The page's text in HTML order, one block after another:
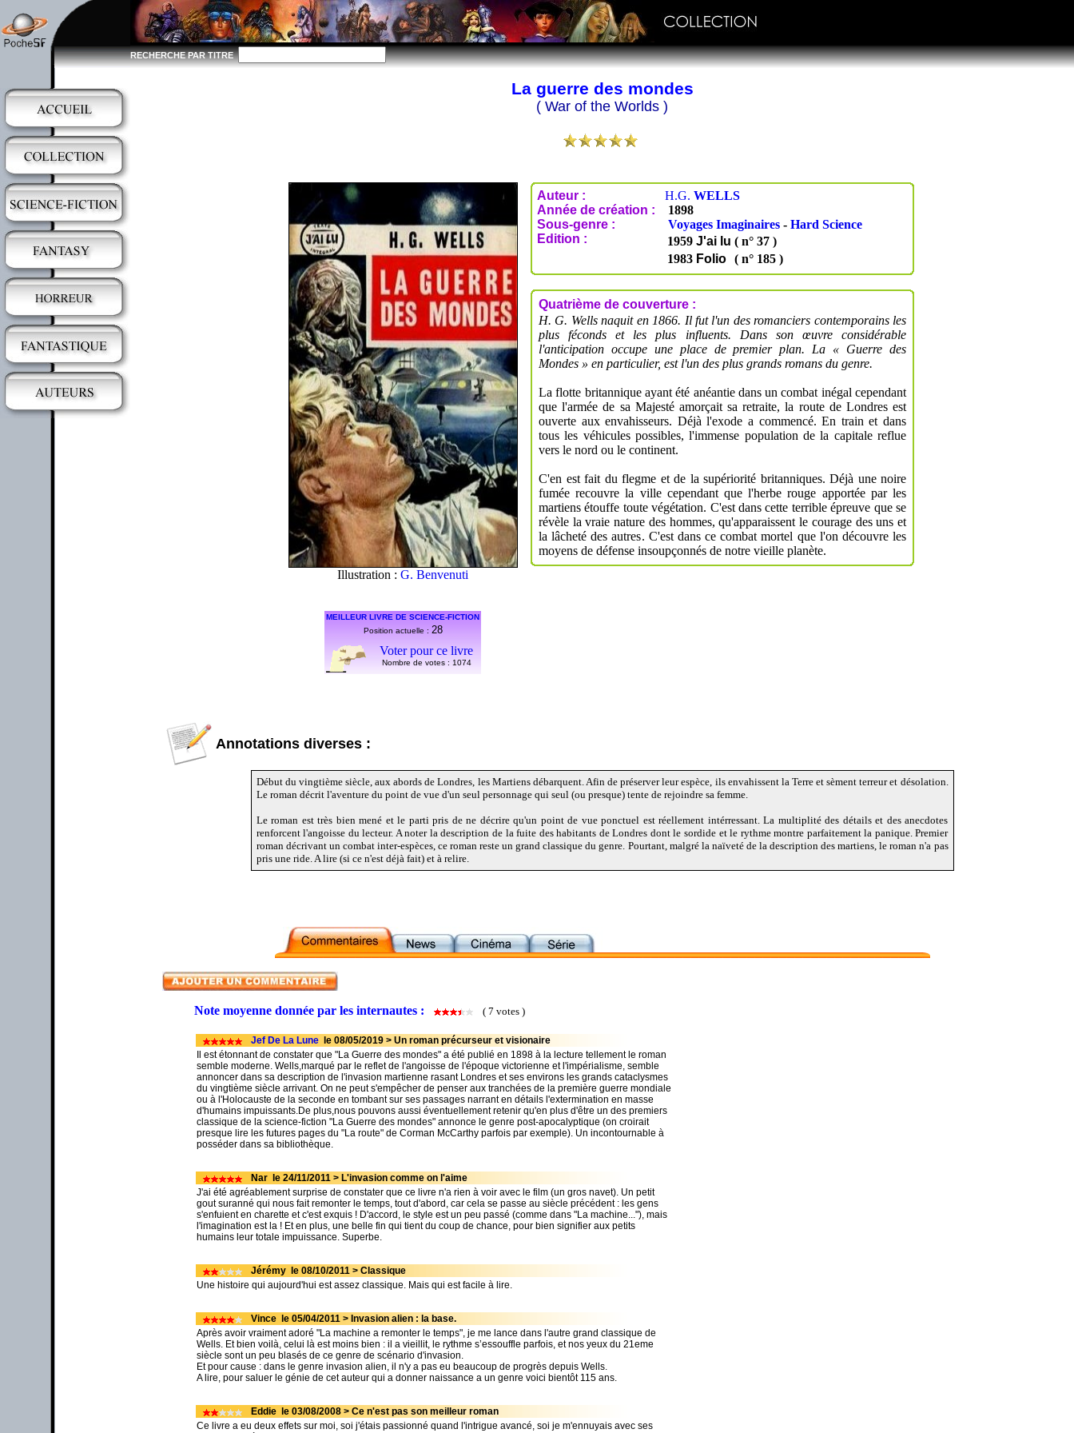
RECHERCHE PAR TITRE
La guerre des mondes
( War of the Worlds )
Illustration : G. Benvenuti
MEILLEUR LIVRE DE SCIENCE-FICTION
Position actuelle : 28
Voter pour ce livre
Nombre de votes : 1074
Auteur : H.G. WELLS
Année de création :
1898
Sous-genre :
Voyages Imaginaires - Hard Science
Edition :
1959 J'ai lu ( n° 37 )
1983 Folio ( n° 185 )
Quatrième de couverture :
H. G. Wells naquit en 1866. Il fut l'un des romanciers contemporains les
plus féconds et les plus influents. Dans son œuvre considéra­ble
l'anticipation occupe une place de pre­mier plan. La « Guerre des
Mondes » en par­ticulier, est l'un des plus grands romans du genre.
La flotte britannique ayant été anéantie dans un combat inégal cependant
que l'armée de sa Majesté amorçait sa retraite, la route de Londres est
ouverte aux enva­hisseurs. Déjà l'exode a commencé. En train et dans
tous les véhicules possibles, l'im­mense population de la capitale reflue
vers le nord ou le continent.
C'en est fait du flegme et de la supériorité britanniques. Déjà une noire
fumée recouvre la ville cependant que l'herbe rouge apportée par les
martiens étouffe toute végétation. C'est dans cette terrible épreuve que se
révèle la vraie nature des hommes, qu'apparaissent le courage des uns et
la lâcheté des autres. C'est dans ce combat mortel que l'on décou­vre les
moyens de défense insoupçonnés de notre vieille planète.
Annotations diverses :
Début du vingtième siècle, aux abords de Londres, les Martiens débarquent. Afin de préserver leur espèce, ils envahissent la Terre et sèment terreur et désolation.
Le roman décrit l'aventure du point de vue d'un seul personnage qui seul (ou presque) tente de rejoindre sa femme.
Le roman est très bien mené et le parti pris de ne décrire qu'un point de vue ponctuel est réellement intérressant. La multiplité des détails et des anecdotes
renforcent l'angoisse du lecteur. A noter la description de la fuite des habitants de Londres dont le sordide et le rythme montre parfaitement la panique. Premier
roman décrivant un combat inter-espèces, ce roman reste un grand classique du genre. Pourtant, malgré la naïveté de la description des martiens, le roman n'a pas
pris une ride. A lire (si ce n'est déjà fait) et à relire.
Note moyenne donnée par les internautes : ( 7 votes )
Jef De La Lune le 08/05/2019 > Un roman précurseur et visionaire
Il est étonnant de constater que "La Guerre des mondes" a été publié en 1898 à la lecture tellement le roman
semble moderne. Wells,marqué par le reflet de l'angoisse de l'époque victorienne et l'impérialisme, semble
annoncer dans sa description de l'invasion martienne rasant Londres et ses environs les grands cataclysmes
du vingtième siècle arrivant. On ne peut s'empêcher de penser aux tranchées de la première guerre mondiale
ou à l'Holocauste de la seconde en tombant sur ses passages narrant en détails l'extermination en masse
d'humains impuissants.De plus,nous pouvons aussi éventuellement retenir qu'en plus d'être un des premiers
classique de la science-fiction "La Guerre des mondes" annonce le genre post-apocalyptique (on croirait
presque lire les futures pages du "La route" de Corman McCarthy parfois par exemple). Un incontournable à
posséder dans sa bibliothèque.
Nar le 24/11/2011 > L'invasion comme on l'aime
J'ai été agréablement surprise de constater que ce livre n'a rien à voir avec le film (un gros navet). Un petit
gout suranné qui nous fait remonter le temps, tout d'abord, car cela se passe au siècle précédent : les gens
s'enfuient en charette et c'est exquis ! D'accord, le style est un peu passé (comme dans "La machine..."), mais
l'imagination est la ! Et en plus, une belle fin qui tient du coup de chance, pour bien signifier aux petits
humains leur totale impuissance. Superbe.
Jérémy le 08/10/2011 > Classique
Une histoire qui aujourd'hui est assez classique. Mais qui est facile à lire.
Vince le 05/04/2011 > Invasion alien : la base.
Après avoir vraiment adoré "La machine a remonter le temps", je me lance dans l'autre grand classique de
Wells. Et bien voilà, celui là est moins bien : il a vieillit, le rythme s’essouffle parfois, et nos yeux du 21eme
siècle sont un peu blasés de ce genre de scénario d'invasion.
Et pour cause : dans le genre invasion alien, il n'y a pas eu beaucoup de progrès depuis Wells.
A lire, pour saluer le génie de cet auteur qui a donner naissance a un genre voici bientôt 115 ans.
Eddie le 03/08/2008 > Ce n'est pas son meilleur roman
Ce livre a eu deux effets sur moi, soi j'étais passionné quand l'intrigue avancé, soi je m'ennuyais avec ses